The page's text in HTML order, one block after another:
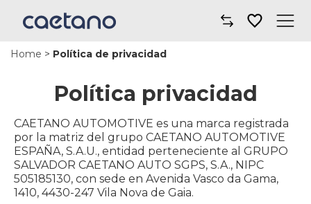
Comprar un coche
Taller y mantenimiento
Financiación y seguros
Movilidad
Sobre nosotros
Home > Política de privacidad
Política privacidad
CAETANO AUTOMOTIVE es una marca registrada
por la matriz del grupo CAETANO AUTOMOTIVE
ESPAÑA, S.A.U., entidad perteneciente al GRUPO
SALVADOR CAETANO AUTO SGPS, S.A., NIPC
505185130, con sede en Avenida Vasco da Gama,
1410, 4430-247 Vila Nova de Gaia.